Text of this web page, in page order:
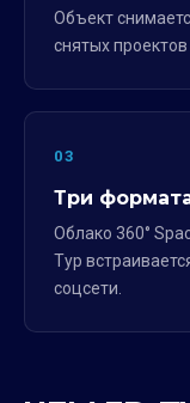
Объект
снятых проектов
03
Три
Облако 360°
Тур
соцсети.